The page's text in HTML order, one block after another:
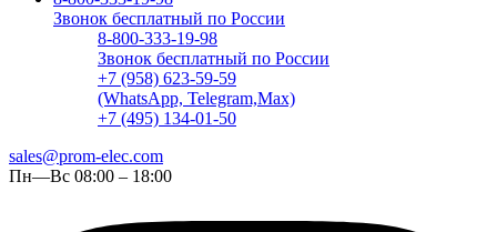
Звонок бесплатный по России
8-800-333-19-98
Звонок бесплатный по России
+7 (958) 623-59-59
(WhatsApp, Telegram,Max)
+7 (495) 134-01-50
sales@prom-elec.com
Пн—Вс 08:00 – 18:00